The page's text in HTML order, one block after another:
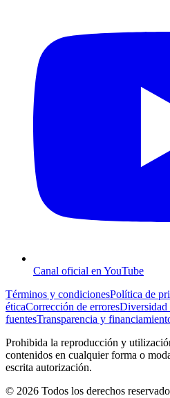
Canal oficial en YouTube
Términos y condicionesPolítica de
éticaCorrección de erroresDiversidad
fuentesTransparencia y
Prohibida la reproducción y
contenidos en cualquier forma o
escrita autorización.
© 2026 Todos los derechos